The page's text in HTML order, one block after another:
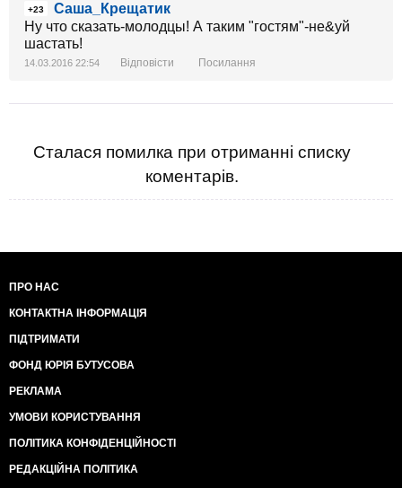
+23
Саша_Крещатик
Ну что сказать-молодцы! А таким "гостям"-не&уй
шастать!
14.03.2016 22:54 Відповісти Посилання
Сталася помилка при отриманні списку
коментарів.
ПРО НАС
КОНТАКТНА ІНФОРМАЦІЯ
ПІДТРИМАТИ
ФОНД ЮРІЯ БУТУСОВА
РЕКЛАМА
УМОВИ КОРИСТУВАННЯ
ПОЛІТИКА КОНФІДЕНЦІЙНОСТІ
РЕДАКЦІЙНА ПОЛІТИКА